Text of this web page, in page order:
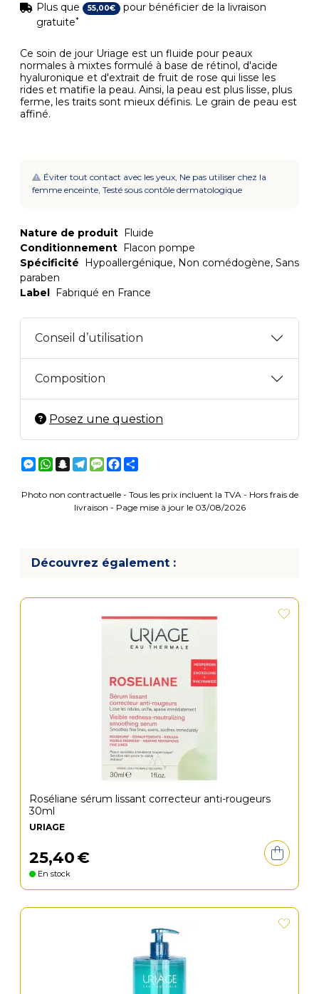
Ce soin de jour Uriage est un fluide pour peaux
normales à mixtes formulé à base de rétinol, d'acide
hyaluronique et d'extrait de fruit de rose qui lisse les
rides et matifie la peau. Ainsi, la peau est plus lisse, plus
ferme, les traits sont mieux définis. Le grain de peau est
affiné.
Plus que
55,00€ pour bénéficier de la livraison
gratuite*
Éviter tout contact avec les yeux, Ne pas utiliser chez la
femme enceinte, Testé sous contôle dermatologique
Nature de produit Fluide
Conditionnement Flacon pompe
Spécificité Hypoallergénique, Non comédogène, Sans
paraben
Label Fabriqué en France
Conseil d’utilisation
Composition
Posez une question
Messenger
WhatsApp
Snapchat
Telegram
MessageFacebook
Photo non contractuelle - Tous les prix incluent la TVA - Hors frais de
livraison - Page mise à jour le 03/08/2026
Découvrez également :
Roséliane sérum lissant correcteur anti-rougeurs
30ml
URIAGE
25,40€
En stock